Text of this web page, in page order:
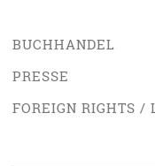
BUCHHANDEL
PRESSE
FOREIGN RIGHTS /